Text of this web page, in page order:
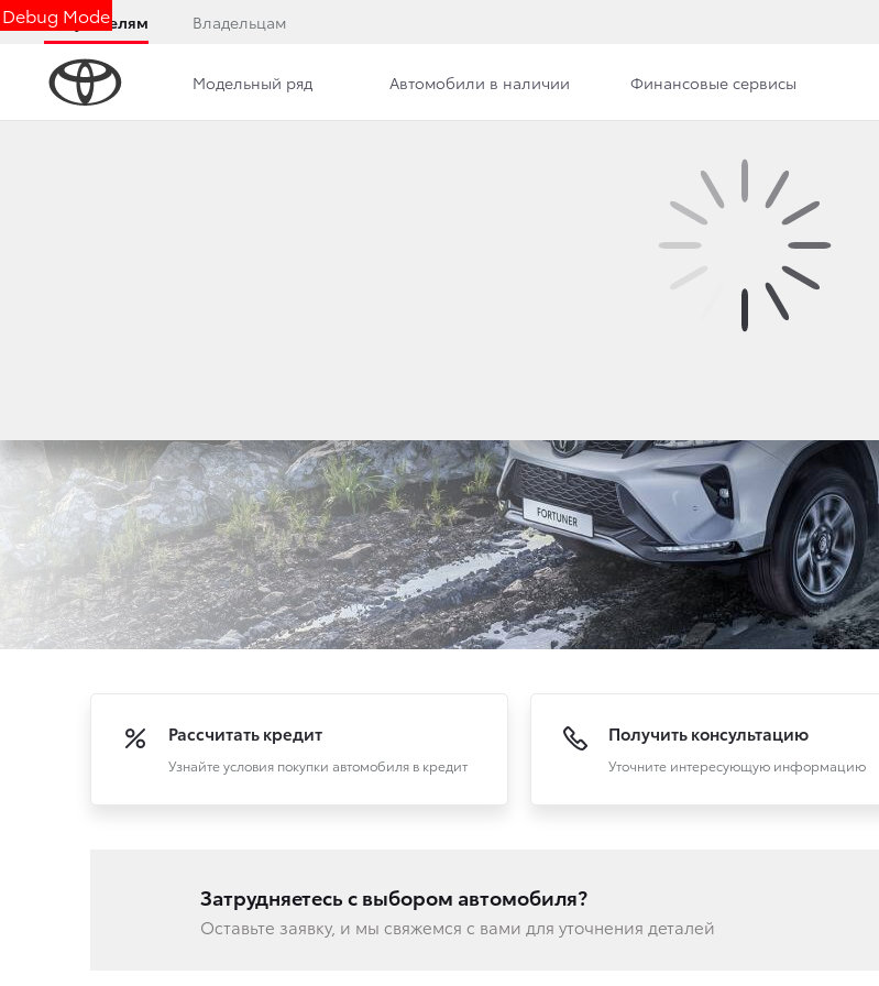
Debug Mode
Покупателям Владельцам
Модельный ряд Автомобили в наличии Финансовые сервисы
Рассчитать кредит
Узнайте условия покупки автомобиля в кредит
Получить консультацию
Уточните интересующую информацию
Затрудняетесь с выбором автомобиля?
Оставьте заявку, и мы свяжемся с вами для уточнения деталей